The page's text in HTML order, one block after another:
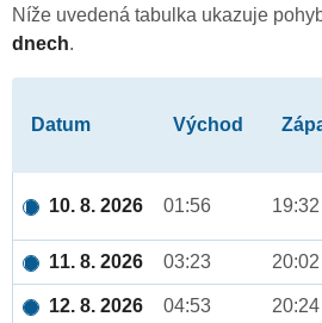
Níže uvedená tabulka ukazuje
dnech.
Datum Východ
10. 8. 2026 01:56 19:32
11. 8. 2026 03:23 20:02
12. 8. 2026 04:53 20:24